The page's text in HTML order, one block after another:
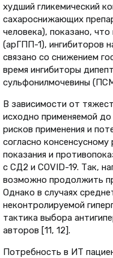
худший гликемический
сахароснижающих
человека), показано,
(арГПП-1), ингибиторов
связано со снижением
время ингибиторы
сульфонилмочевины
В зависимости от
исходно применяемой
рисков применения и
согласно
показания и
с СД2 и COVID-19. Так,
возможно продолжить
Однако в случаях
неконтролируемой
тактика выбора
авторов [11, 12].
Потребность в ИТ